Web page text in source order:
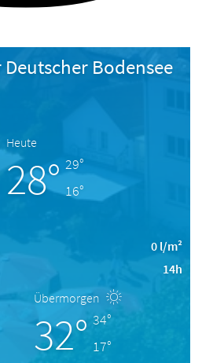
Bodensee
Heute
28° 29°
16°
0 l/m²
14h
Übermorgen
32° 34°
17°